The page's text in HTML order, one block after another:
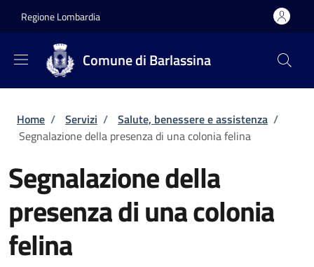
Regione Lombardia
Comune di Barlassina
Briciole di pane
Home / Servizi / Salute, benessere e assistenza /
Segnalazione della presenza di una colonia felina
Segnalazione della
presenza di una colonia
felina